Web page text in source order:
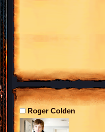
Roger Colden